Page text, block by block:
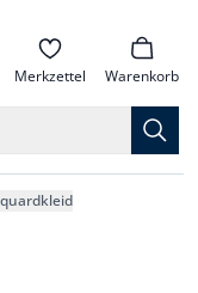
Merkzettel Warenkorb